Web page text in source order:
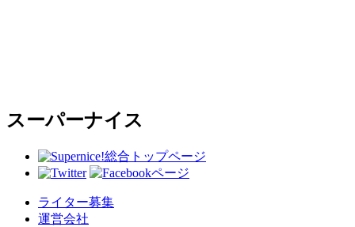
スーパーナイス
総合トップページ
ライター募集
運営会社